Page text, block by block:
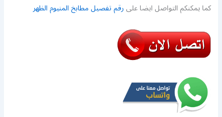
كما يمكنكم التواصل ايضا علىرقم تفصيل مطابخ المنيوم الظهر